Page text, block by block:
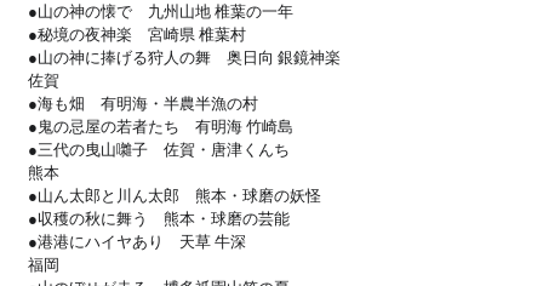
●山の神の懐で 九州山地 椎葉の一年
●秘境の夜神楽 宮崎県 椎葉村
●山の神に捧げる狩人の舞 奥日向 銀鏡神楽
佐賀
●海も畑 有明海・半農半漁の村
●鬼の忌屋の若者たち 有明海 竹崎島
●三代の曳山囃子 佐賀・唐津くんち
熊本
●山ん太郎と川ん太郎 熊本・球磨の妖怪
●収穫の秋に舞う 熊本・球磨の芸能
●港港にハイヤあり 天草 牛深
福岡